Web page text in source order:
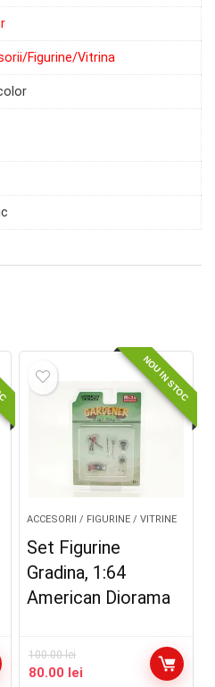
Figurine/Vitrina
NOU IN STOC
ACCESORII / FIGURINE / VITRINE
Set Figurine
Gradina, 1:64
American Diorama
100.00lei
Prețul
80.00 lei